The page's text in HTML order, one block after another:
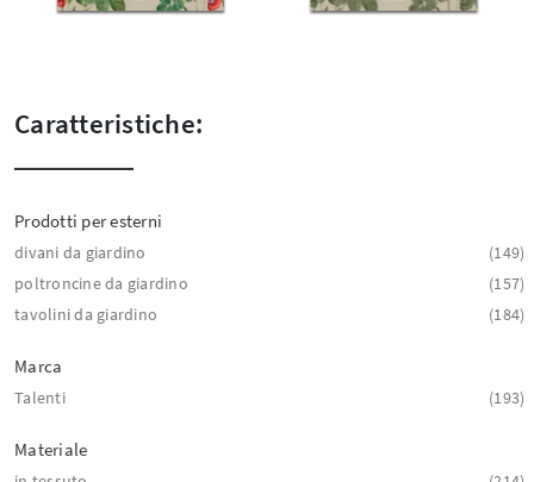
Caratteristiche:
Prodotti per esterni
divani da giardino
149
poltroncine da giardino
157
tavolini da giardino
184
Marca
Talenti 193
Materiale